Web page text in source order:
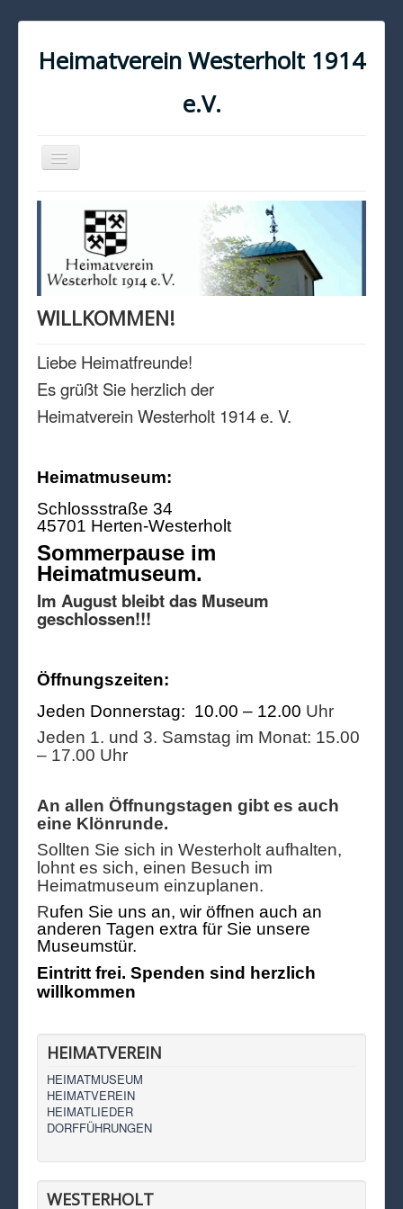
Heimatverein Westerholt 1914
e.V.
Navigation
an/aus
KONTAKT
IMPRESSUM
DATENSCHUTZ
WILLKOMMEN!
Liebe Heimatfreunde!
Es grüßt Sie herzlich der
Heimatverein Westerholt 1914 e. V.
Heimatmuseum:
Schlossstraße 34
45701 Herten-Westerholt
Sommerpause im
Heimatmuseum.
Im August bleibt das Museum
geschlossen!!!
Öffnungszeiten:
Jeden Donnerstag: 10.00 – 12.00 Uhr
Jeden 1. und 3. Samstag im Monat: 15.00
– 17.00 Uhr
An allen Öffnungstagen gibt es auch
eine Klönrunde.
Sollten Sie sich in Westerholt aufhalten,
lohnt es sich, einen Besuch im
Heimatmuseum einzuplanen.
Rufen Sie uns an, wir öffnen auch an
anderen Tagen extra für Sie unsere
Museumstür.
Eintritt frei. Spenden sind herzlich
willkommen
HEIMATVEREIN
HEIMATMUSEUM
HEIMATVEREIN
HEIMATLIEDER
DORFFÜHRUNGEN
WESTERHOLT